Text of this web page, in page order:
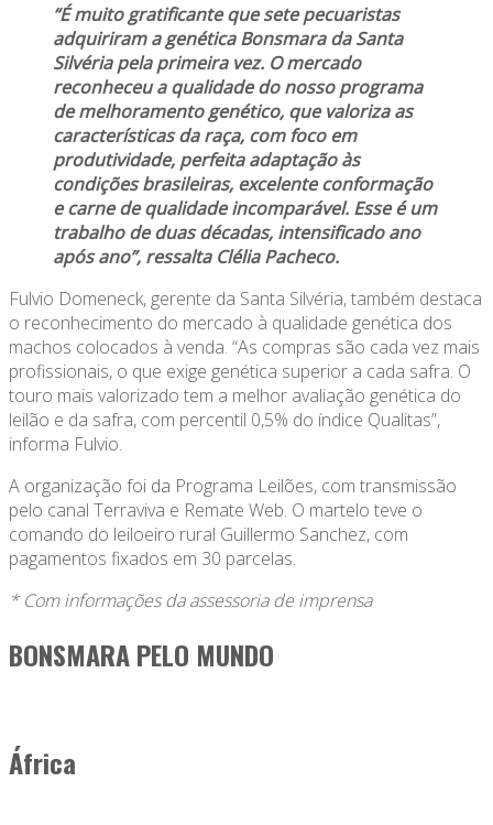
“É muito gratificante que sete pecuaristas
adquiriram a genética Bonsmara da Santa
Silvéria pela primeira vez. O mercado
reconheceu a qualidade do nosso programa
de melhoramento genético, que valoriza as
características da raça, com foco em
produtividade, perfeita adaptação às
condições brasileiras, excelente conformação
e carne de qualidade incomparável. Esse é um
trabalho de duas décadas, intensificado ano
após ano”, ressalta Clélia Pacheco.
Fulvio Domeneck, gerente da Santa Silvéria, também destaca
o reconhecimento do mercado à qualidade genética dos
machos colocados à venda. “As compras são cada vez mais
profissionais, o que exige genética superior a cada safra. O
touro mais valorizado tem a melhor avaliação genética do
leilão e da safra, com percentil 0,5% do índice Qualitas”,
informa Fulvio.
A organização foi da Programa Leilões, com transmissão
pelo canal Terraviva e Remate Web. O martelo teve o
comando do leiloeiro rural Guillermo Sanchez, com
pagamentos fixados em 30 parcelas.
* Com informações da assessoria de imprensa
BONSMARA PELO MUNDO
África